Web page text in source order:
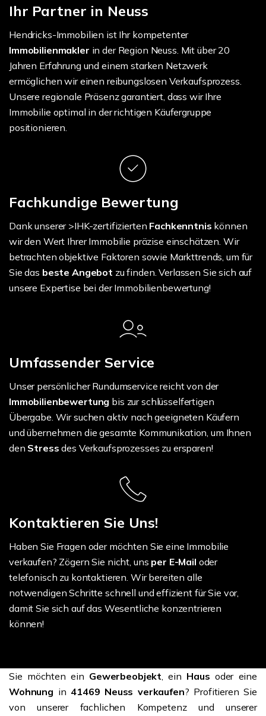
Ihr Partner in Neuss
Hendricks-Immobilien ist Ihr kompetenter
Immobilienmakler in der Region Neuss. Mit über 20
Jahren Erfahrung und einem starken Netzwerk
ermöglichen wir einen reibungslosen Verkaufsprozess.
Unsere regionale Präsenz garantiert, dass wir Ihre
Immobilie optimal in der richtigen Käufergruppe
positionieren.
Fachkundige Bewertung
Dank unserer >IHK-zertifizierten Fachkenntnis können
wir den Wert Ihrer Immobilie präzise einschätzen. Wir
betrachten objektive Faktoren sowie Markttrends, um für
Sie das beste Angebot zu finden. Verlassen Sie sich auf
unsere Expertise bei der Immobilienbewertung!
Umfassender Service
Unser persönlicher Rundumservice reicht von der
Immobilienbewertung bis zur schlüsselfertigen
Übergabe. Wir suchen aktiv nach geeigneten Käufern
und übernehmen die gesamte Kommunikation, um Ihnen
den Stress des Verkaufsprozesses zu ersparen!
Kontaktieren Sie Uns!
Haben Sie Fragen oder möchten Sie eine Immobilie
verkaufen? Zögern Sie nicht, uns per E-Mail oder
telefonisch zu kontaktieren. Wir bereiten alle
notwendigen Schritte schnell und effizient für Sie vor,
damit Sie sich auf das Wesentliche konzentrieren
können!
Sie möchten ein Gewerbeobjekt, ein Haus oder eine
Wohnung in 41469 Neuss verkaufen? Profitieren Sie
von unserer fachlichen Kompetenz und unserer